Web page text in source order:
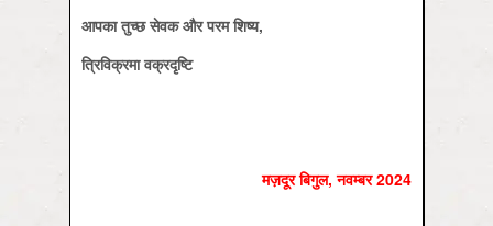
आपकातुच्छसेवकऔरपरमशिष्य,
त्रिविक्रमावक्रदृष्टि
मज़दूर बिगुल, नवम्‍बर 2024